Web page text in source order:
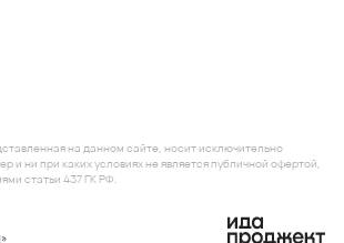
на данном сайте, носит исключительно
и ни при каких условиях не является публичной офертой,
статьи 437 ГК РФ.